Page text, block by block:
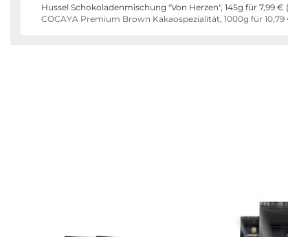
Hussel Schokoladenmischung "Von Herzen", 145g für 7,99 € (
COCAYA Premium Brown Kakaospezialität, 1000g für 10,79